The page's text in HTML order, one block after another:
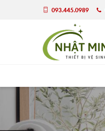
093.445.0989